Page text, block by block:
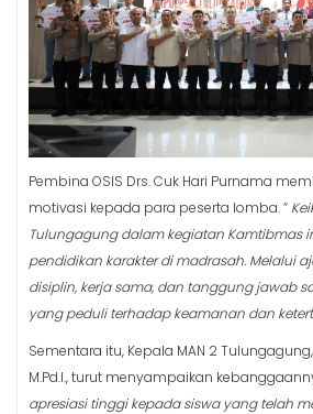
Pembina OSIS Drs. Cuk Hari Purnama
motivasi kepada para peserta lomba. “
Tulungagung dalam kegiatan Kamtibmas
pendidikan karakter di madrasah. Melalui
disiplin, kerja sama, dan tanggung jawab
yang peduli terhadap keamanan dan
Sementara itu, Kepala MAN 2
M.Pd.I., turut menyampaikan
apresiasi tinggi kepada siswa yang telah